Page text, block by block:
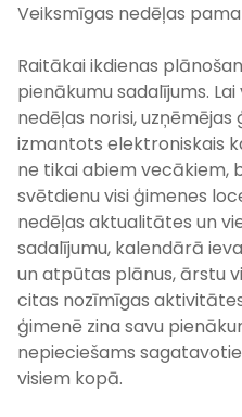
Veiksmīgas nedēļas
Raitākai ikdienas
pienākumu sadalījums.
nedēļas norisi,
izmantots elektroniskais
ne tikai abiem vecākiem,
svētdienu visi ģimenes
nedēļas aktualitātes un
sadalījumu, kalendārā
un atpūtas plānus, ārstu
citas nozīmīgas
ģimenē zina savu
nepieciešams
visiem kopā.